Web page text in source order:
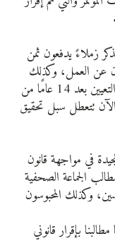
زملاءً يدفعون ثمن
عن العمل، وكذلك
زملاؤنا المؤقتون ومعركتهم من أجل التعيين بعد 14 عامًا من
تتعطل سبل تحقيق
في مواجهة قانون
الجماعة الصحفية
وكذلك المحبوسون
بإقرار قانوني